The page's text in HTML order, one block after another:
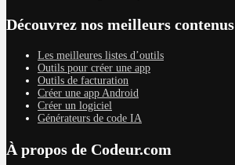
Découvrez nos meilleurs contenus
Les meilleures listes d’outils
Outils pour créer une app
Outils de facturation
Créer une app Android
Créer un logiciel
Générateurs de code IA
À propos de Codeur.com